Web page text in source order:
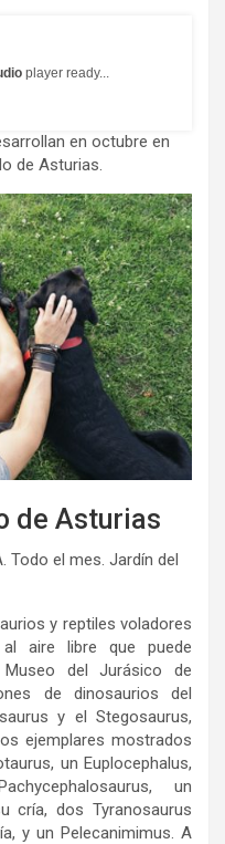
player ready...
en octubre en
de Asturias.
de Asturias
Todo el mes. Jardín del
y reptiles voladores
aire libre que puede
del Jurásico de
de dinosaurios del
y el Stegosaurus,
ejemplares mostrados
un Euplocephalus,
un
cría, dos Tyranosaurus
y un Pelecanimimus. A